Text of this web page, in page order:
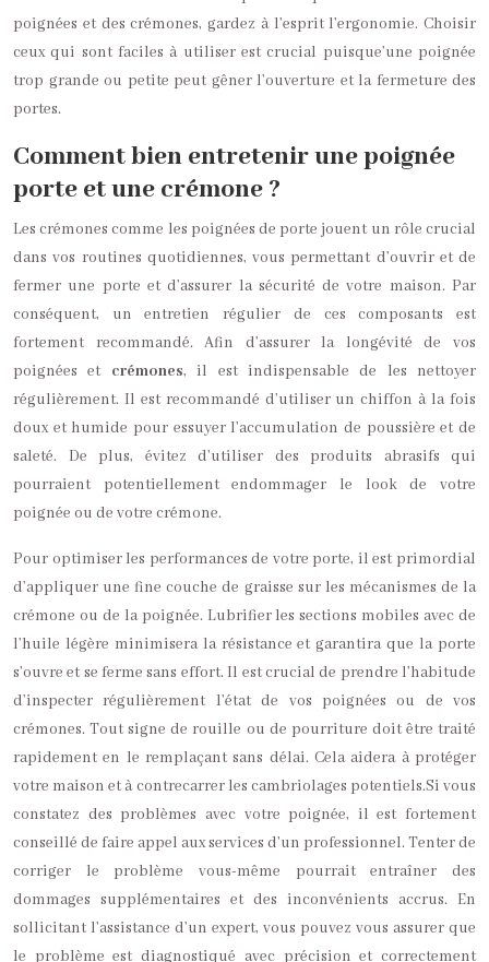
poignées et des crémones, gardez à l’esprit l’ergonomie. Choisir
ceux qui sont faciles à utiliser est crucial puisque’une poignée
trop grande ou petite peut gêner l’ouverture et la fermeture des
portes.
Comment bien entretenir une poignée
porte et une crémone ?
Les crémones comme les poignées de porte jouent un rôle crucial
dans vos routines quotidiennes, vous permettant d’ouvrir et de
fermer une porte et d’assurer la sécurité de votre maison. Par
conséquent, un entretien régulier de ces composants est
fortement recommandé. Afin d’assurer la longévité de vos
poignées et crémones, il est indispensable de les nettoyer
régulièrement. Il est recommandé d’utiliser un chiffon à la fois
doux et humide pour essuyer l’accumulation de poussière et de
saleté. De plus, évitez d’utiliser des produits abrasifs qui
pourraient potentiellement endommager le look de votre
poignée ou de votre crémone.
Pour optimiser les performances de votre porte, il est primordial
d’appliquer une fine couche de graisse sur les mécanismes de la
crémone ou de la poignée. Lubrifier les sections mobiles avec de
l’huile légère minimisera la résistance et garantira que la porte
s’ouvre et se ferme sans effort. Il est crucial de prendre l’habitude
d’inspecter régulièrement l’état de vos poignées ou de vos
crémones. Tout signe de rouille ou de pourriture doit être traité
rapidement en le remplaçant sans délai. Cela aidera à protéger
votre maison et à contrecarrer les cambriolages potentiels.Si vous
constatez des problèmes avec votre poignée, il est fortement
conseillé de faire appel aux services d’un professionnel. Tenter de
corriger le problème vous-même pourrait entraîner des
dommages supplémentaires et des inconvénients accrus. En
sollicitant l’assistance d’un expert, vous pouvez vous assurer que
le problème est diagnostiqué avec précision et correctement